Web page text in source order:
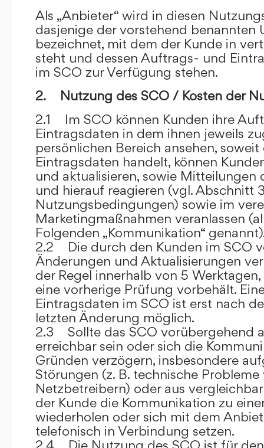
Als „Anbieter“ wird in diesen
dasjenige der vorstehend benannten
bezeichnet, mit dem der Kunde in
steht und dessen Auftrags- und
im SCO zur Verfügung stehen.
2. Nutzung des SCO / Kosten der
2.1 Im SCO können Kunden ihre
Eintragsdaten in dem ihnen jeweils
persönlichen Bereich ansehen,
Eintragsdaten handelt, können
und aktualisieren, sowie Mitteilungen
und hierauf reagieren (vgl. Abschnitt
Nutzungsbedingungen) sowie im
Marketingmaßnahmen veranlassen
Folgenden „Kommunikation“
2.2 Die durch den Kunden im SCO
Änderungen und Aktualisierungen
der Regel innerhalb von 5
eine vorherige Prüfung vorbehält.
Eintragsdaten im SCO ist erst nach
letzten Änderung möglich.
2.3 Sollte das SCO vorübergehend
erreichbar sein oder sich die
Gründen verzögern, insbesondere
Störungen (z. B. technische
Netzbetreibern) oder aus
der Kunde die Kommunikation zu
wiederholen oder sich mit dem
telefonisch in Verbindung setzen.
2.4 Die Nutzung des SCO ist für den